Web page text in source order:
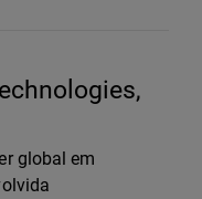
global em